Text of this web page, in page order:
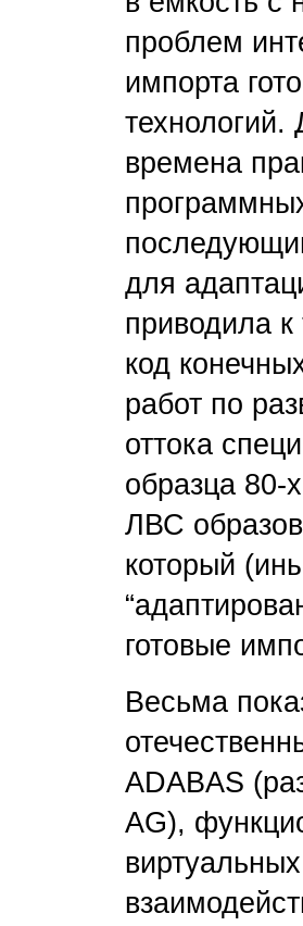
проблем
импорта
времена
для
приводила к
код
работ по
оттока
образца 80-
ЛВС
который
готовые
Весьма
ADABAS
AG),